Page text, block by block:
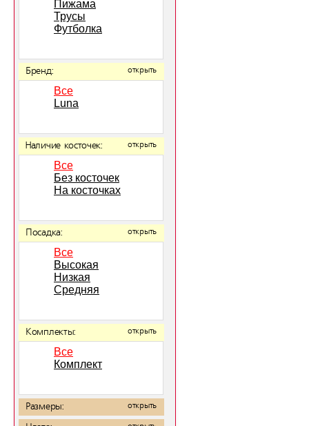
Пижама
Трусы
Футболка
Бренд: открыть
Все
Luna
Наличие косточек: открыть
Все
Без косточек
На косточках
Посадка: открыть
Все
Высокая
Низкая
Средняя
Комплекты: открыть
Все
Комплект
Размеры: открыть